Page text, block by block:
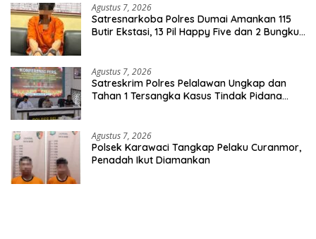
Agustus 7, 2026
Satresnarkoba Polres Dumai Amankan 115
Butir Ekstasi, 13 Pil Happy Five dan 2 Bungkus
Agustus 7, 2026
Satreskrim Polres Pelalawan Ungkap dan
Tahan 1 Tersangka Kasus Tindak Pidana
Agustus 7, 2026
Polsek Karawaci Tangkap Pelaku Curanmor,
Penadah Ikut Diamankan